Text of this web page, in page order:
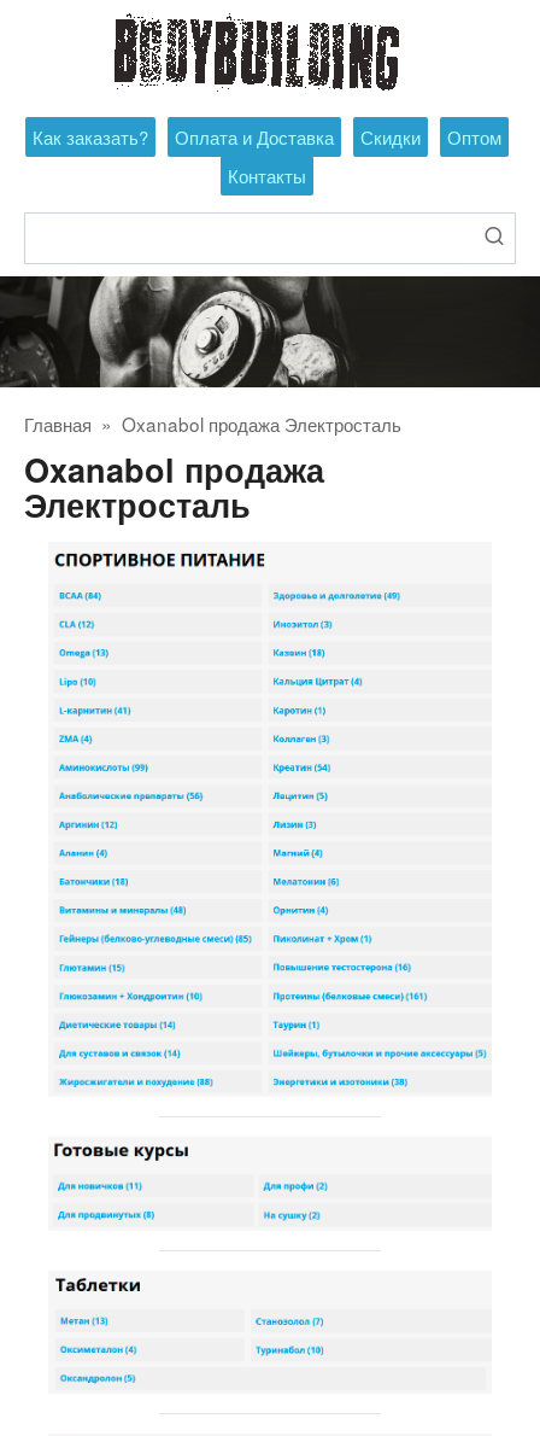
Как заказать? Оплата и Доставка Скидки
Оптом
Контакты
Главная » Oxanabol продажа Электросталь
Oxanabol продажа
Электросталь